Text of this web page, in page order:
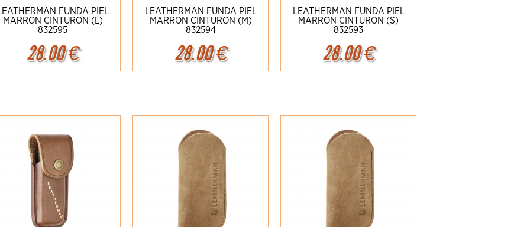
FUNDA PIEL
MARRON CINTURON (L)
832595
28.00€
Ampliar Detalles
LEATHERMAN FUNDA PIEL
MARRON CINTURON (M)
832594
28.00€
Ampliar Detalles
LEATHERMAN FUNDA PIEL
MARRON CINTURON (S)
832593
28.00€
Ampliar Detalles